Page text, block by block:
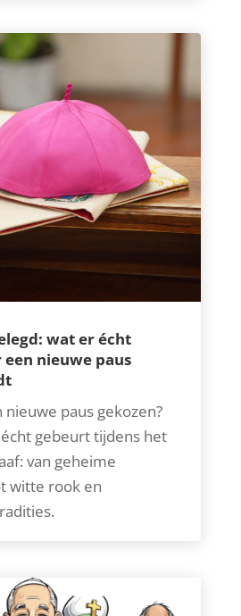
wat er écht
nieuwe paus
paus gekozen?
gebeurt tijdens het
van geheime
witte rook en